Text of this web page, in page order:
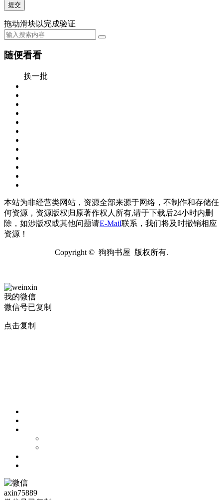
提交
拖动滑块以完成验证
随便看看
换一批
本站为非经营类网站，资源全部来源于网络，不制作和存储任
何资源，资源版权归原著作权人所有,请于下载后24小时内删
除，如涉版权或其他问题请E-Mail联系，我们将及时撤销相应
资源！
Copyright © 狗狗书屋 版权所有.
我的微信
微信号已复制
点击复制
axin75889